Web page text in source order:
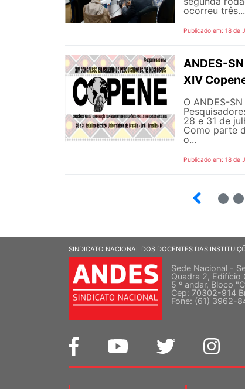
ocorreu três...
Publicado em: 18 de
ANDES-
XIV
O ANDES-
28 e 31 de
Como parte
o...
Publicado em: 18 de
SINDICATO NACIONAL DOS DOCENTES DAS
Sede Nacional -
Quadra 2, Edifício
5 º andar, Bloco
Cep: 70302-914
Fone: (61) 3962-